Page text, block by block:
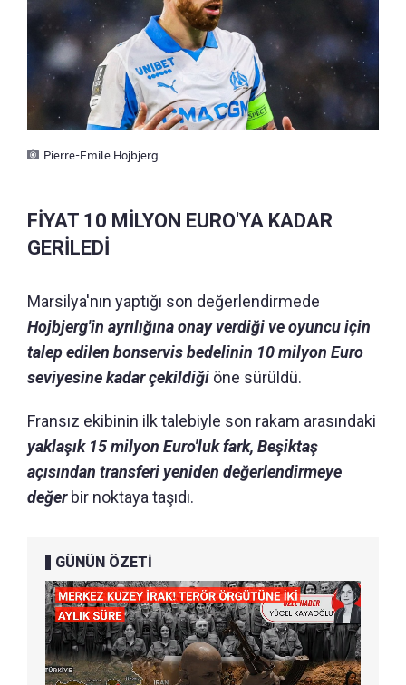
Pierre-Emile Hojbjerg
FİYAT 10 MİLYON EURO'YA KADAR
GERİLEDİ
Marsilya'nın yaptığı son değerlendirmede
Hojbjerg'in ayrılığına onay verdiği ve oyuncu için
talep edilen bonservis bedelinin 10 milyon Euro
seviyesine kadar çekildiği öne sürüldü.
Fransız ekibinin ilk talebiyle son rakam arasındaki
yaklaşık 15 milyon Euro'luk fark, Beşiktaş
açısından transferi yeniden değerlendirmeye
değerbir noktaya taşıdı.
GÜNÜN ÖZETİ